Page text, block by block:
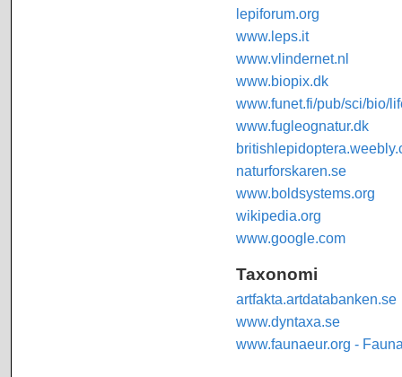
lepiforum.org
www.leps.it
www.vlindernet.nl
www.biopix.dk
www.funet.fi/pub/sci/bio/
www.fugleognatur.dk
naturforskaren.se
www.boldsystems.org
wikipedia.org
www.google.com
Taxonomi
artfakta.artdatabanken.se
www.dyntaxa.se
www.faunaeur.org -